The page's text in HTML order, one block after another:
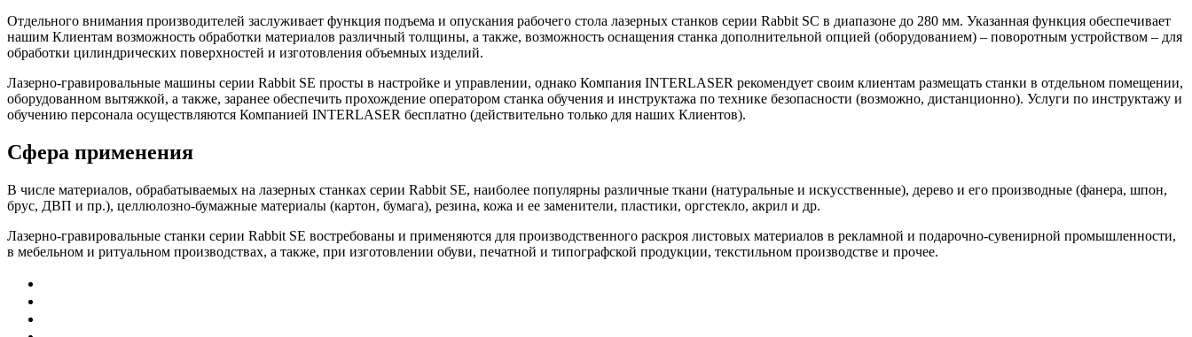
Отдельного внимания производителей заслуживает функция подъема и опускания рабочего стола лазерных станков серии Rabbit SC в диапазоне до 280 мм. Указанная функция обеспечивает
нашим Клиентам возможность обработки материалов различный толщины, а также, возможность оснащения станка дополнительной опцией (оборудованием) – поворотным устройством – для
обработки цилиндрических поверхностей и изготовления объемных изделий.
Лазерно-гравировальные машины серии Rabbit SE просты в настройке и управлении, однако Компания INTERLASER рекомендует своим клиентам размещать станки в отдельном помещении,
оборудованном вытяжкой, а также, заранее обеспечить прохождение оператором станка обучения и инструктажа по технике безопасности (возможно, дистанционно). Услуги по инструктажу и
обучению персонала осуществляются Компанией INTERLASER бесплатно (действительно только для наших Клиентов).
Сфера применения
В числе материалов, обрабатываемых на лазерных станках серии Rabbit SE, наиболее популярны различные ткани (натуральные и искусственные), дерево и его производные (фанера, шпон,
брус, ДВП и пр.), целлюлозно-бумажные материалы (картон, бумага), резина, кожа и ее заменители, пластики, оргстекло, акрил и др.
Лазерно-гравировальные станки серии Rabbit SE востребованы и применяются для производственного раскроя листовых материалов в рекламной и подарочно-сувенирной промышленности,
в мебельном и ритуальном производствах, а также, при изготовлении обуви, печатной и типографской продукции, текстильном производстве и прочее.